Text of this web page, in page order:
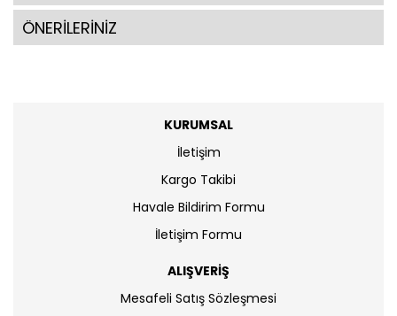
ÖNERİLERİNİZ
KURUMSAL
İletişim
Kargo Takibi
Havale Bildirim Formu
İletişim Formu
ALIŞVERİŞ
Mesafeli Satış Sözleşmesi